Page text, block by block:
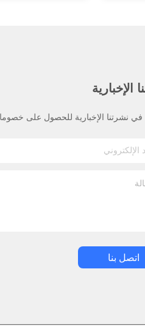
الإخبارية
نشرتنا الإخبارية للحصول على
اتصل بنا